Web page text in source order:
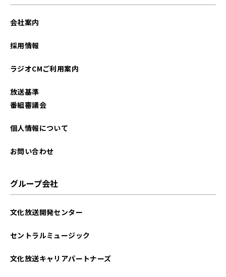
2025年05月
2025年02月
会社案内
採用情報
ラジオCMご利用案内
放送基準
番組審議会
個人情報について
お問い合わせ
グループ会社
文化放送開発センター
セントラルミュージック
文化放送キャリアパートナーズ